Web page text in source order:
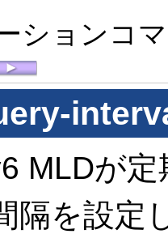
ションコ
MLDが
隔を設定